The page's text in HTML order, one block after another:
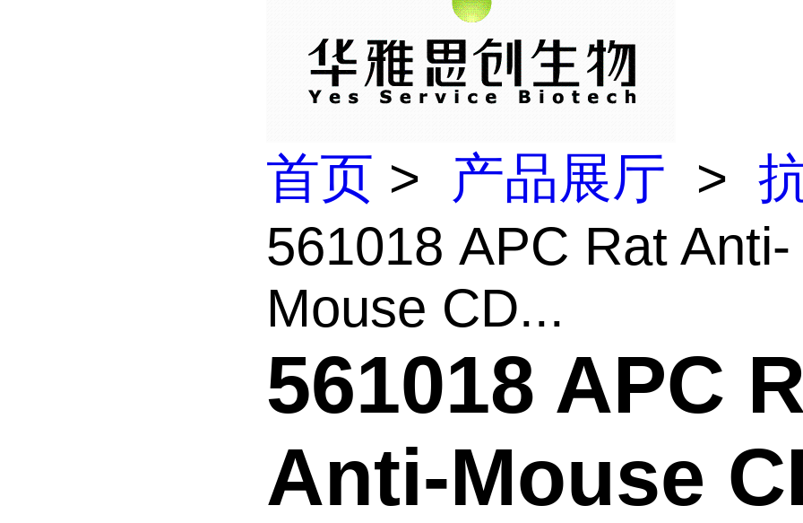
首页 > 产品展厅 >
561018 APC Rat Anti-
Mouse CD...
561018 APC
Anti-Mouse